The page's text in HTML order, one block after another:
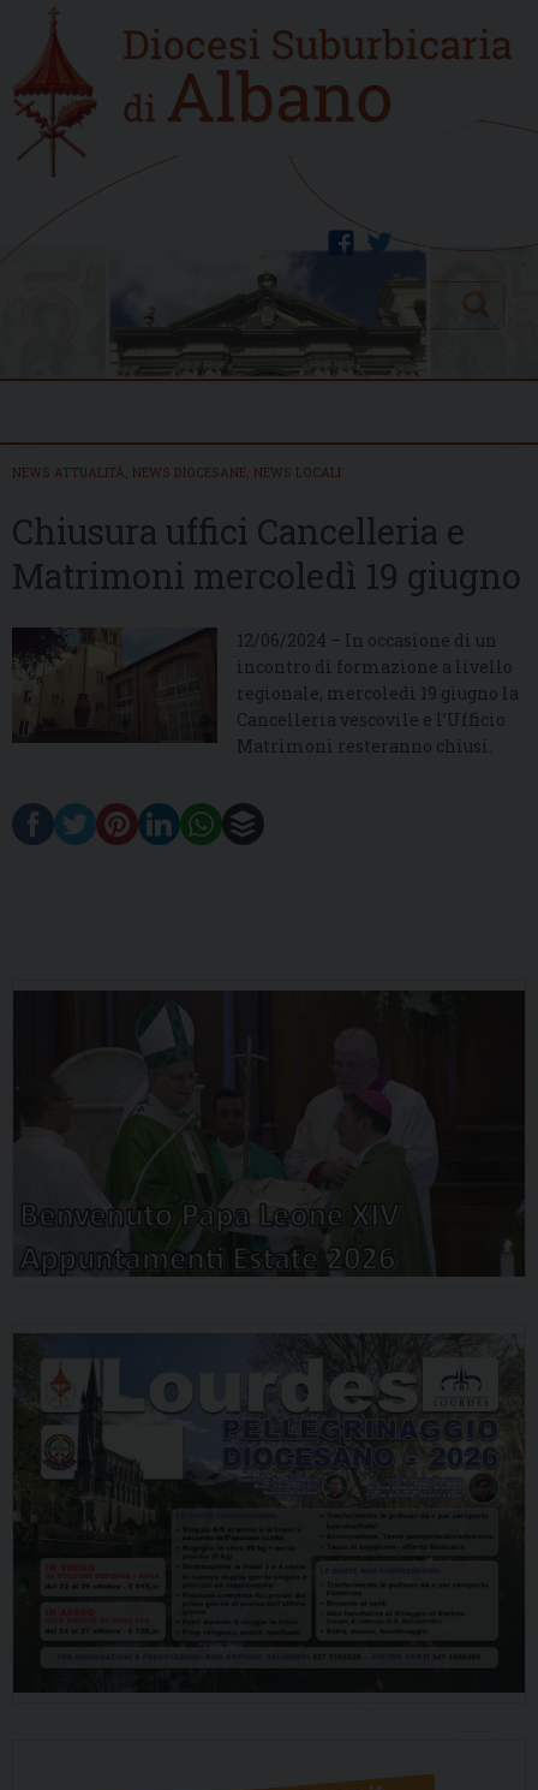
content
Home
new
twitter
facebook
Search
NEWS ATTUALITÀ NEWS DIOCESANE NEWS LOCALI
Chiusura uffici Cancelleria e
Matrimoni mercoledì 19 giugno
12/06/2024 – In occasione di un
incontro di formazione a livello
regionale, mercoledì 19 giugno la
Cancelleria vescovile e l’Ufficio
Matrimoni resteranno chiusi.